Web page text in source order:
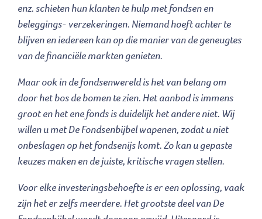
enz. schieten hun klanten te hulp met fondsen en
beleggings- verzekeringen. Niemand hoeft achter te
blijven en iedereen kan op die manier van de geneugtes
van de financiële markten genieten.
Maar ook in de fondsenwereld is het van belang om
door het bos de bomen te zien. Het aanbod is immens
groot en het ene fonds is duidelijk het andere niet. Wij
willen u met De Fondsenbijbel wapenen, zodat u niet
onbeslagen op het fondsenijs komt. Zo kan u gepaste
keuzes maken en de juiste, kritische vragen stellen.
Voor elke investeringsbehoefte is er een oplossing, vaak
zijn het er zelfs meerdere. Het grootste deel van De